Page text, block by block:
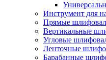
Инструмент для
Прямые
Вертикальные
Угловые
Ленточные
Барабанные